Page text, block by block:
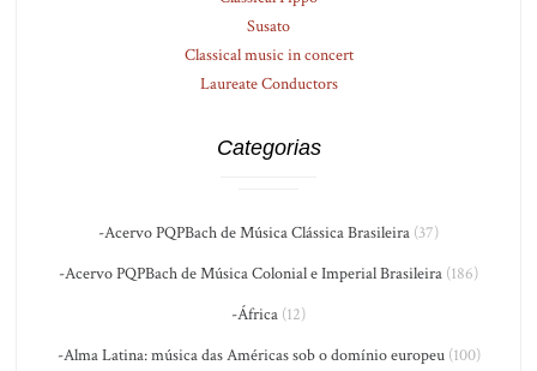
Susato
Classical music in concert
Laureate Conductors
Categorias
-Acervo PQPBach de Música Clássica Brasileira (37)
-Acervo PQPBach de Música Colonial e Imperial Brasileira (186)
-África (12)
-Alma Latina: música das Américas sob o domínio europeu(100)